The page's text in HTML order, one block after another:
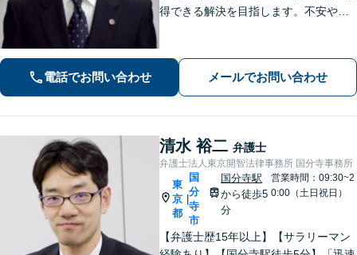
得できる解決を目指します。不安や疑
事件／何でも遠慮せずご相談ください
【初回面談無料（30分まで）】
電話でお問い合わせ メールでお問い合わせ
清水 裕二 弁護士
弁護士法人東京開智法律事務所 国分寺事務所
東
京
都
|
国
分
寺
市
国分寺駅
から徒歩5
分
営業時間：09:30~2
0:00（土日祝日）
【弁護士歴15年以上】【サラリーマン